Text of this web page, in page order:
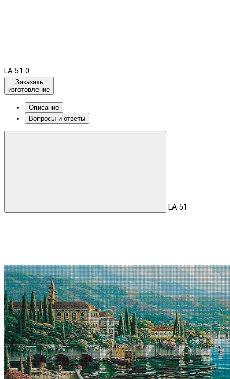
LA-51 0
Заказать
изготовление
Описание
Вопросы и ответы
LA-51